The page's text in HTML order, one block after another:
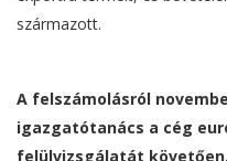
származott.
A felszámolásról
igazgatótanács a cég
felülvizsgálatát követően.